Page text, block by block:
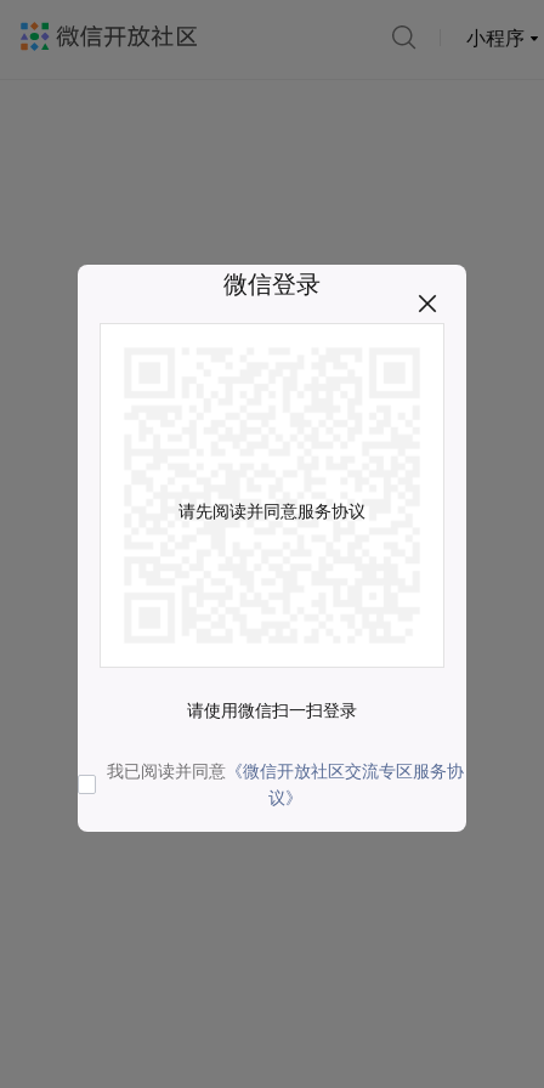
小程序
微信登录
请先阅读并同意服务协议
请使用微信扫一扫登录
我已阅读并同意 《微信开放社区交流专区服务协
议》